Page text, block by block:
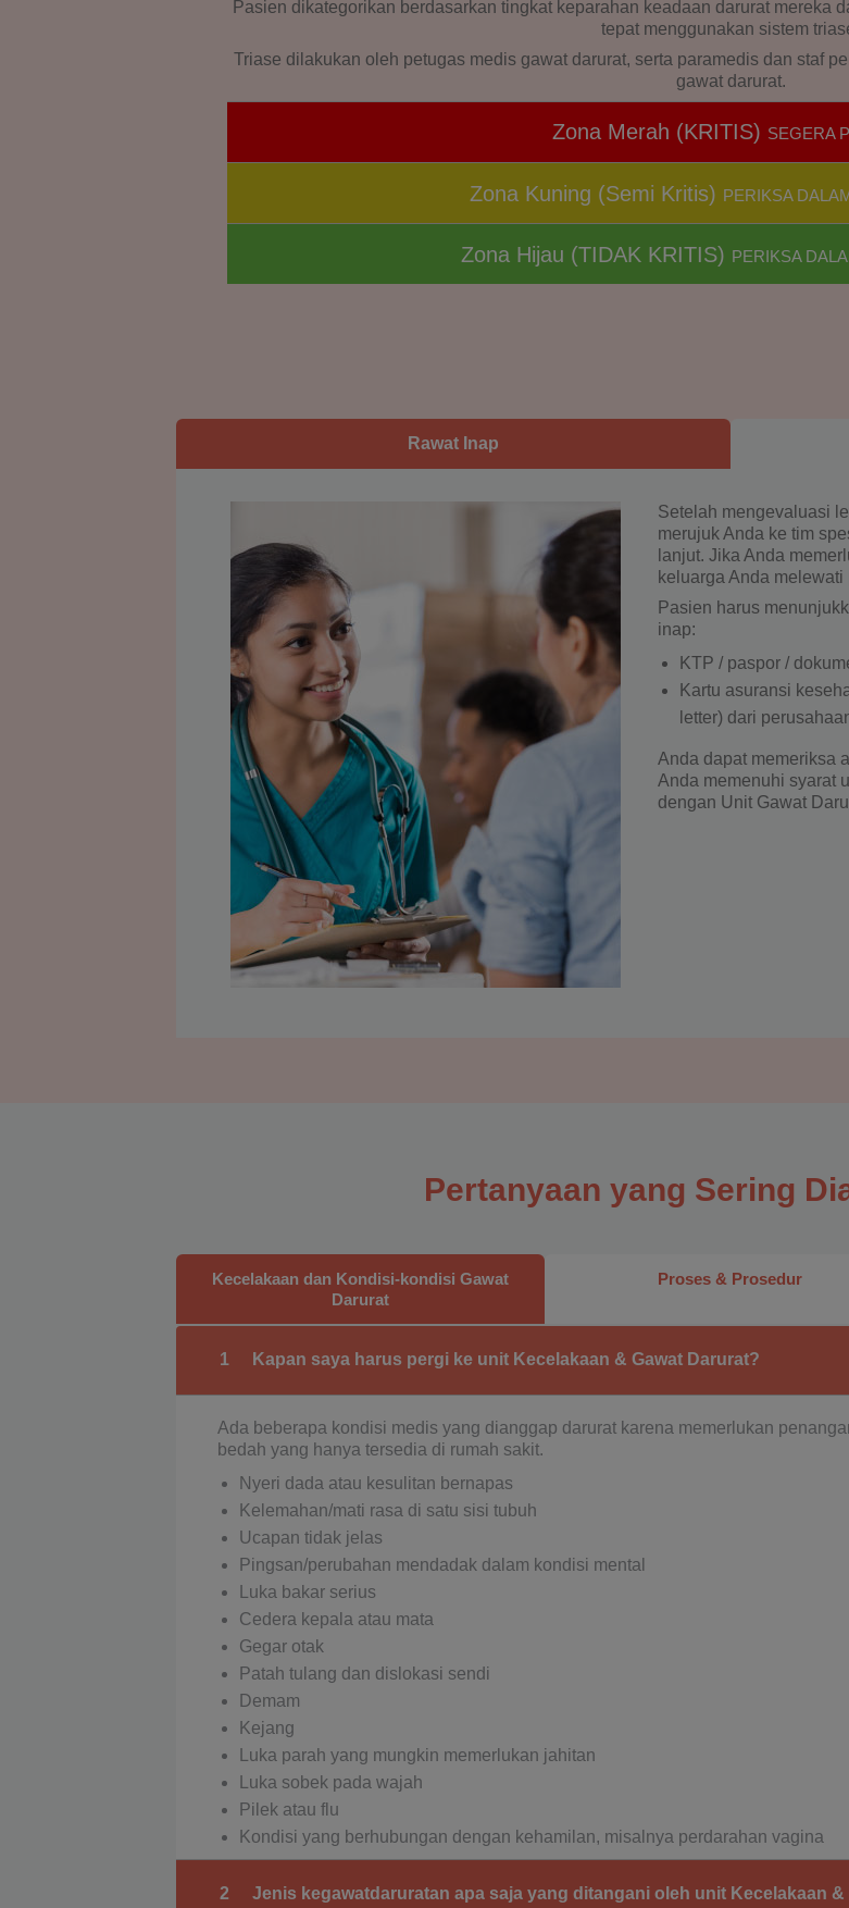
Pasien dikategorikan berdasarkan tingkat keparahan keadaan darurat mereka
tepat menggunakan sistem
Triase dilakukan oleh petugas medis gawat darurat, serta paramedis dan staf
gawat darurat.
Zona Merah (KRITIS) SEGERA
Zona Kuning (Semi Kritis) PERIKSA
Zona Hijau (TIDAK KRITIS) PERIKSA
Rawat Inap
Setelah mengevaluasi
merujuk Anda ke tim
lanjut. Jika Anda
keluarga Anda melewati
Pasien harus
inap:
KTP / paspor /
Kartu asuransi
letter) dari
Anda dapat memeriksa
Anda memenuhi syarat
dengan Unit Gawat
Pertanyaan yang Sering
Kecelakaan dan Kondisi-kondisi Gawat
Darurat
Proses & Prosedur
1 Kapan saya harus pergi ke unit Kecelakaan & Gawat Darurat?
Ada beberapa kondisi medis yang dianggap darurat karena memerlukan
bedah yang hanya tersedia di rumah sakit.
Nyeri dada atau kesulitan bernapas
Kelemahan/mati rasa di satu sisi tubuh
Ucapan tidak jelas
Pingsan/perubahan mendadak dalam kondisi mental
Luka bakar serius
Cedera kepala atau mata
Gegar otak
Patah tulang dan dislokasi sendi
Demam
Kejang
Luka parah yang mungkin memerlukan jahitan
Luka sobek pada wajah
Pilek atau flu
Kondisi yang berhubungan dengan kehamilan, misalnya perdarahan vagina
2 Jenis kegawatdaruratan apa saja yang ditangani oleh unit Kecelakaan &